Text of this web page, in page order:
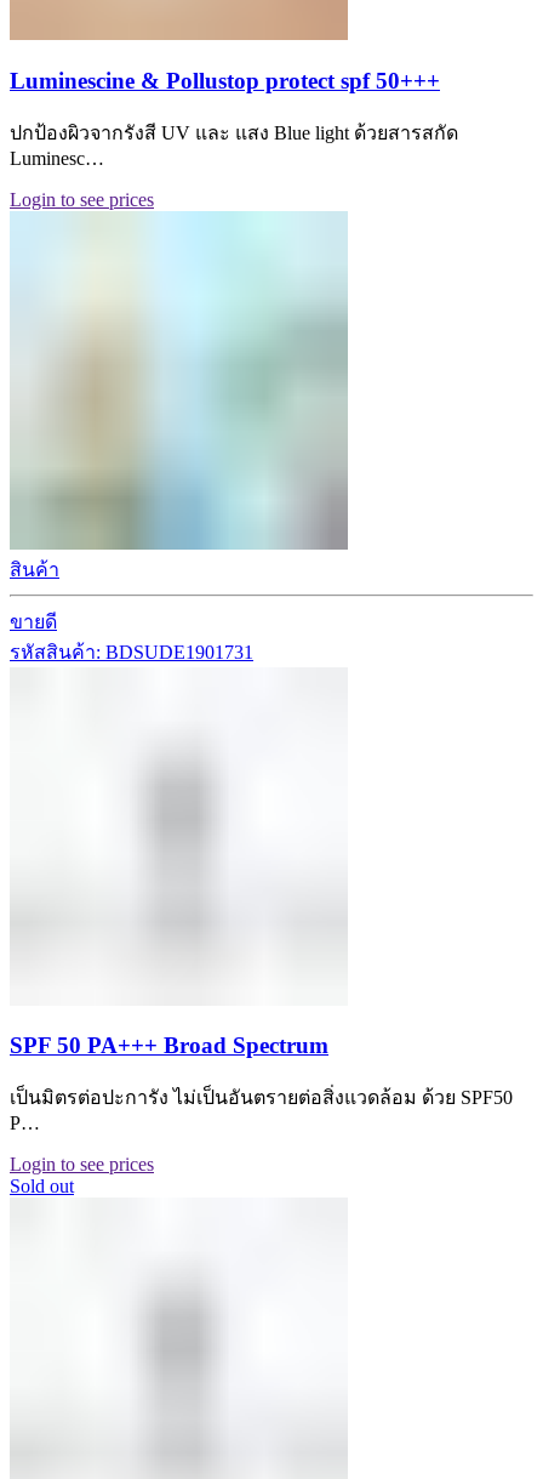
Luminescine & Pollustop protect spf 50+++
ปกป้องผิวจากรังสี UV และ แสง Blue light ด้วยสารสกัด
Luminesc…
Login to see prices
สินค้า
ขายดี
รหัสสินค้า: BDSUDE1901731
SPF 50 PA+++ Broad Spectrum
เป็นมิตรต่อปะการัง ไม่เป็นอันตรายต่อสิ่งแวดล้อม ด้วย SPF50
P…
Login to see prices
Sold out